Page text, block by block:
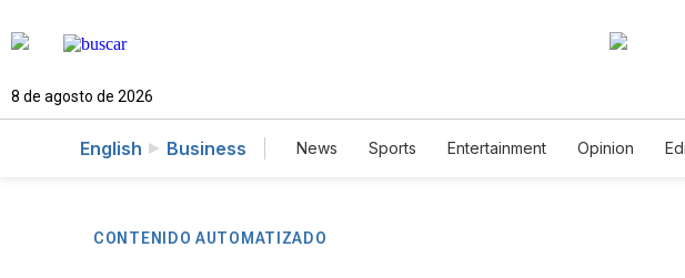
8 de agosto de 2026
English Business News Sports Entertainment Opinion
CONTENIDO AUTOMATIZADO